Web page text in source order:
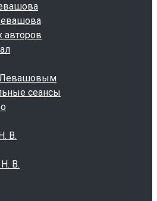
авторов
Левашовым
сеансы
В.
В.